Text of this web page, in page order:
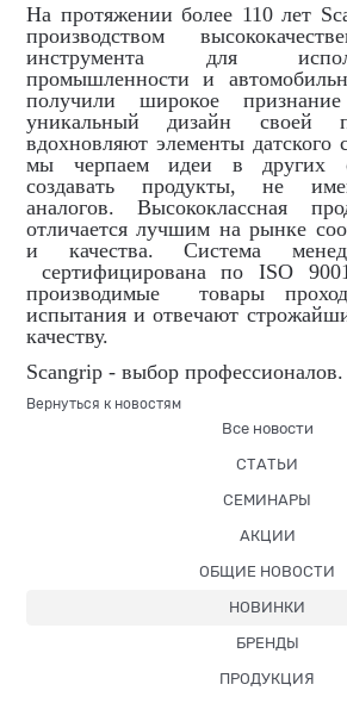
На протяжении более 110 лет
производством
инструмента для
промышленности и
получили широкое
уникальный дизайн своей
вдохновляют элементы датского
мы черпаем идеи в других
создавать продукты, не
аналогов. Высококлассная
отличается лучшим на рынке
и качества. Система
сертифицирована по ISO
производимые товары
испытания и отвечают
качеству.
Scangrip - выбор профессионалов.
Вернуться к новостям
Все новости
СТАТЬИ
СЕМИНАРЫ
АКЦИИ
ОБЩИЕ НОВОСТИ
НОВИНКИ
БРЕНДЫ
ПРОДУКЦИЯ